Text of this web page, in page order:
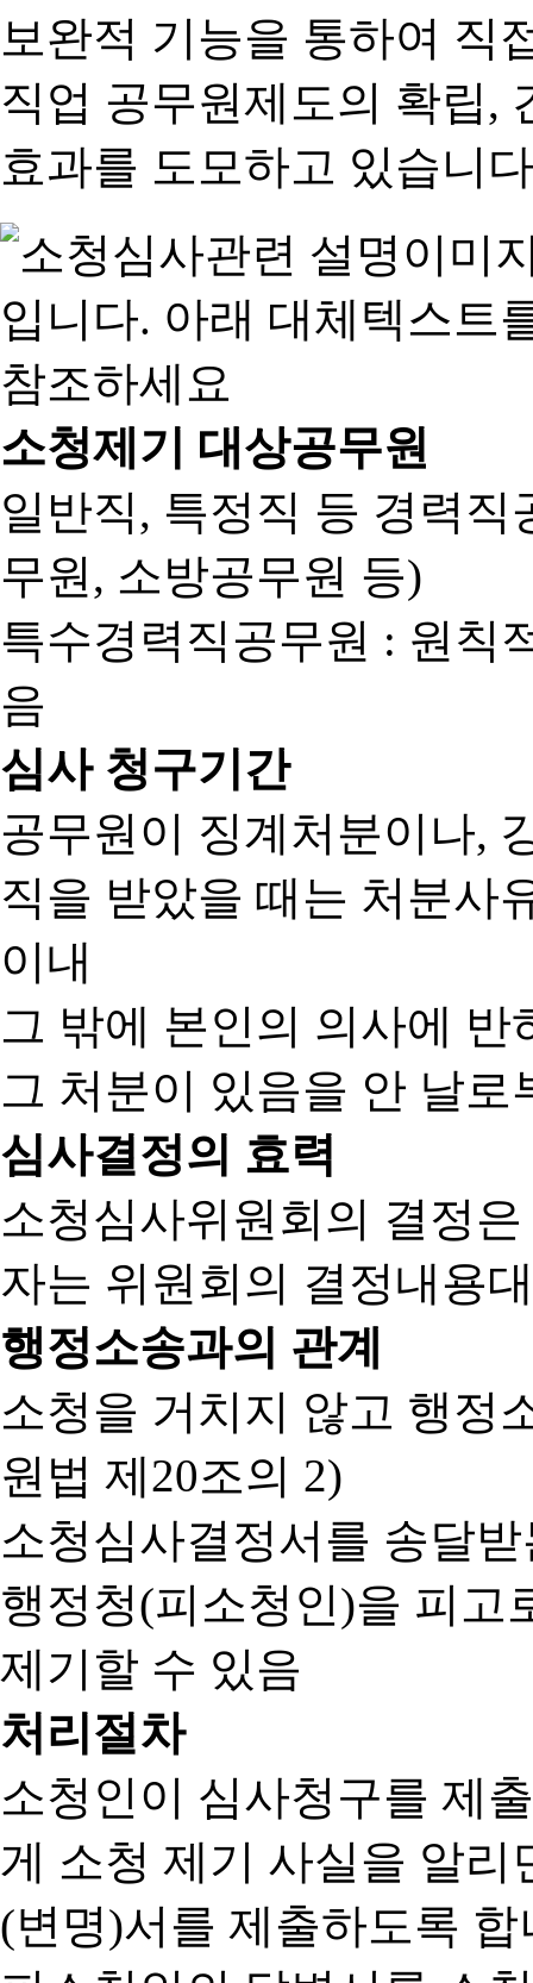
보완적 기능을 통하여 직
직업 공무원제도의 확립,
효과를 도모하고 있습니
소청제기 대상공무원
일반직, 특정직 등 경력
무원, 소방공무원 등)
특수경력직공무원 : 원칙
음
심사 청구기간
공무원이 징계처분이나,
직을 받았을 때는 처분사
이내
그 밖에 본인의 의사에
그 처분이 있음을 안 날로
심사결정의 효력
소청심사위원회의 결정
자는 위원회의 결정내용
행정소송과의 관계
소청을 거치지 않고 행정
원법 제20조의 2)
소청심사결정서를 송달
행정청(피소청인)을 피고
제기할 수 있음
처리절차
소청인이 심사청구를 제
게 소청 제기 사실을 알
(변명)서를 제출하도록 합